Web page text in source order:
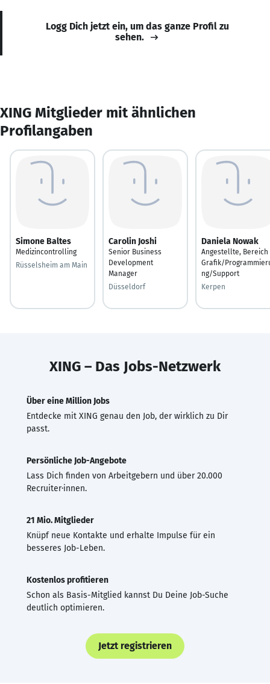
Logg Dich jetzt ein, um das ganze Profil zu
sehen.
XING Mitglieder mit ähnlichen
Profilangaben
Simone Baltes
Medizincontrolling
Rüsselsheim am Main
Carolin Joshi
Senior Business
Development
Manager
Düsseldorf
Daniela Nowak
Angestellte, Bereich
Grafik/
ng/Support
Kerpen
XING – Das Jobs-Netzwerk
Über eine Million Jobs
Entdecke mit XING genau den Job, der wirklich zu Dir
passt.
Persönliche Job-Angebote
Lass Dich finden von Arbeitgebern und über 20.000
Recruiter·innen.
21 Mio. Mitglieder
Knüpf neue Kontakte und erhalte Impulse für ein
besseres Job-Leben.
Kostenlos profitieren
Schon als Basis-Mitglied kannst Du Deine Job-Suche
deutlich optimieren.
Jetzt registrieren